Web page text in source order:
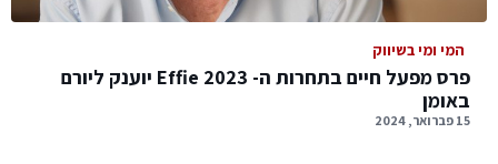
המי ומי בשיווק
פרס מפעל חיים בתחרות ה- Effie 2023 יוענק ליורם
באומן
15 פברואר, 2024